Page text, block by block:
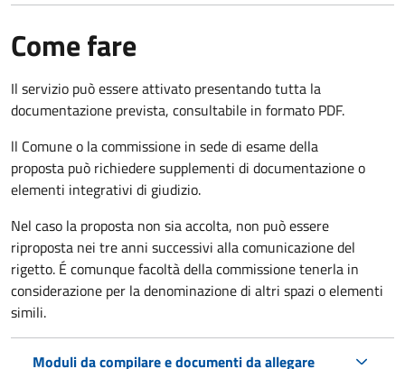
Come fare
Il servizio può essere attivato presentando tutta la
documentazione prevista, consultabile in formato PDF.
ll Comune o la commissione in sede di esame della
proposta può richiedere supplementi di documentazione o
elementi integrativi di giudizio.
Nel caso la proposta non sia accolta, non può essere
riproposta nei tre anni successivi alla comunicazione del
rigetto. É comunque facoltà della commissione tenerla in
considerazione per la denominazione di altri spazi o elementi
simili.
Moduli da compilare e documenti da allegare